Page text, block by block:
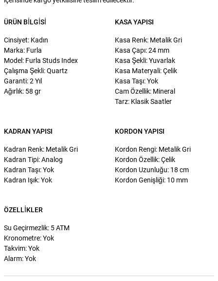
ÜRÜN BILGISI
Cinsiyet: Kadın
Marka: Furla
Model: Furla Studs Index
Çalışma Şekli: Quartz
Garanti: 2 Yıl
Ağırlık: 58 gr
KASA YAPISI
Kasa Renk: Metalik Gri
Kasa Çapı: 24 mm
Kasa Şekli: Yuvarlak
Kasa Materyali: Çelik
Kasa Taşı: Yok
Cam Özellik: Mineral
Tarz: Klasik Saatler
KADRAN YAPISI
Kadran Renk: Metalik Gri
Kadran Tipi: Analog
Kadran Taşı: Yok
Kadran Işık: Yok
KORDON YAPISI
Kordon Rengi: Metalik Gri
Kordon Özellik: Çelik
Kordon Uzunluğu: 18 cm
Kordon Genişliği: 10 mm
ÖZELLIKLER
Su Geçirmezlik: 5 ATM
Kronometre: Yok
Takvim: Yok
Alarm: Yok